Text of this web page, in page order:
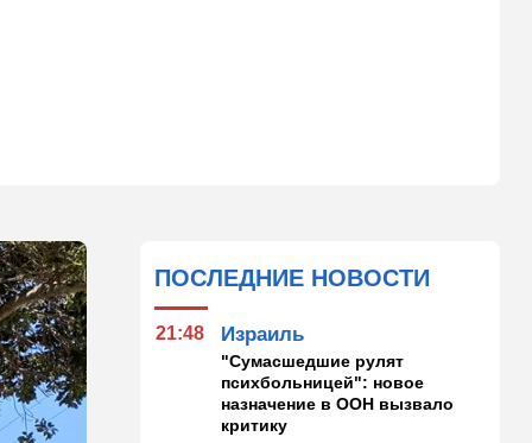
ПОСЛЕДНИЕ НОВОСТИ
21:48 Израиль
"Сумасшедшие рулят
психбольницей": новое
назначение в ООН вызвало
критику